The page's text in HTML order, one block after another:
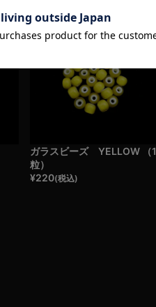
ガラスビーズ YELLOW （1
粒）
¥220(税込)